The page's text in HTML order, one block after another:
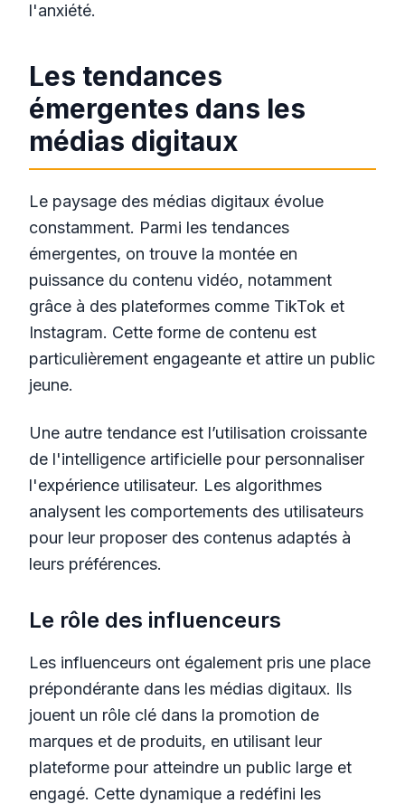
l'anxiété.
Les tendances
émergentes dans les
médias digitaux
Le paysage des médias digitaux évolue
constamment. Parmi les tendances
émergentes, on trouve la montée en
puissance du contenu vidéo, notamment
grâce à des plateformes comme TikTok et
Instagram. Cette forme de contenu est
particulièrement engageante et attire un public
jeune.
Une autre tendance est l’utilisation croissante
de l'intelligence artificielle pour personnaliser
l'expérience utilisateur. Les algorithmes
analysent les comportements des utilisateurs
pour leur proposer des contenus adaptés à
leurs préférences.
Le rôle des influenceurs
Les influenceurs ont également pris une place
prépondérante dans les médias digitaux. Ils
jouent un rôle clé dans la promotion de
marques et de produits, en utilisant leur
plateforme pour atteindre un public large et
engagé. Cette dynamique a redéfini les